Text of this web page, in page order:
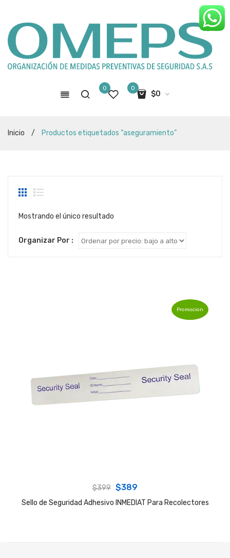
0 0
$0
compras
Inicio / Productos etiquetados “aseguramiento”
Mostrando el único resultado
Organizar Por :
Promocion
$399 Original
price
$389
price
Sello de Seguridad Adhesivo INMEDIAT Para Recolectores